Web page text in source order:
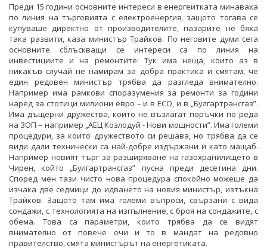
Преди 15 години основните интереси в енергеитката минаваха
по линия на търговията с електроенергия, защото тогава се
купуваше директно от производителите, пазарите не бяха
така развити, каза министър Трайков. По неговите думи сега
основните сблъскващи се интереси са по линия на
инвестициите и на ремонтите: Тук има неща, които аз в
никакъв случай не намирам за добра практика и смятам, че
един редовен министър трябва да разгледа внимателно.
Например има рамкови споразумения за ремонти за години
наред за стотици милиони евро – и в ЕСО, и в „Булгартрансгаз”.
Има дъщерни дружества, които не възлагат поръчки по реда
на ЗОП – например „АЕЦ Козлодуй - Нови мощности”. Има големи
процедури, за които дружеството си решава, но трябва да се
види дали технически са най-добре издържани и като мащаб.
Например новият търг за разширяване на газохранилището в
Чирен, който „Булгартрансгаз” пусна преди десетина дни.
Според мен тази чисто нова процедура спокойно можеше да
изчака две седмици до идването на новия министър, изтъкна
Трайков. Защото там има големи въпроси, свързани с вида
сондажи, с технологията на изпълнение, с броя на сондажите, с
обема. Това са параметри, които трябва да се видят
внимателно от повече очи и то в мандат на редовно
правителство, смята министърът на енергетиката.